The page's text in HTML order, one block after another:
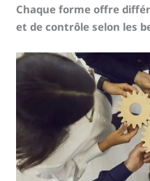
Chaque forme offre
et de contrôle selon les